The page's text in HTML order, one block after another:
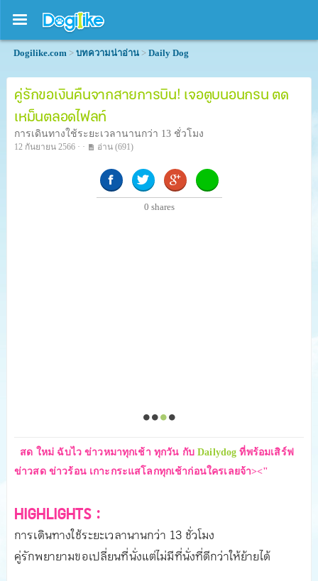
Dogilike.com > บทความน่าอ่าน > Daily Dog
คู่รักขอเงินคืนจากสายการบิน! เจอตูบนอนกรน ตด
เหม็นตลอดไฟลท์
การเดินทางใช้ระยะเวลานานกว่า 13 ชั่วโมง
12 กันยายน 2566 · · อ่าน (691)
0 shares
สด ใหม่ ฉับไว ข่าวหมาทุกเช้า ทุกวัน กับDailydog ที่พร้อมเสิร์ฟ
ข่าวสด ข่าวร้อน เกาะกระแสโลกทุกเช้าก่อนใครเลยจ้า><"
HIGHLIGHTS :
การเดินทางใช้ระยะเวลานานกว่า 13 ชั่วโมง
คู่รักพยายามขอเปลี่ยนที่นั่งแต่ไม่มีที่นั่งที่ดีกว่าให้ย้ายได้